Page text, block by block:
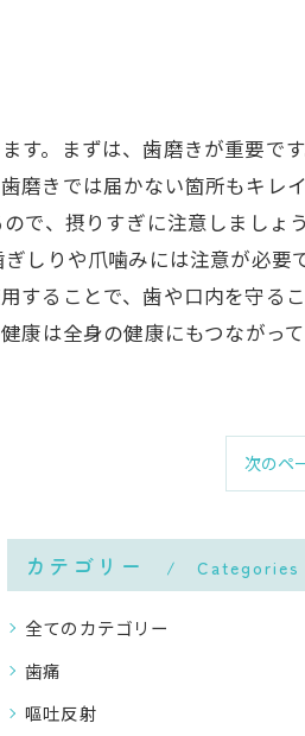
す。まずは、歯磨きが重要で
磨きでは届かない箇所もキレ
で、摂りすぎに注意しましょ
しりや爪噛みには注意が必要で
することで、歯や口内を守る
康は全身の健康にもつながっ
次のペ
カテゴリー Categories
全てのカテゴリー
歯痛
嘔吐反射